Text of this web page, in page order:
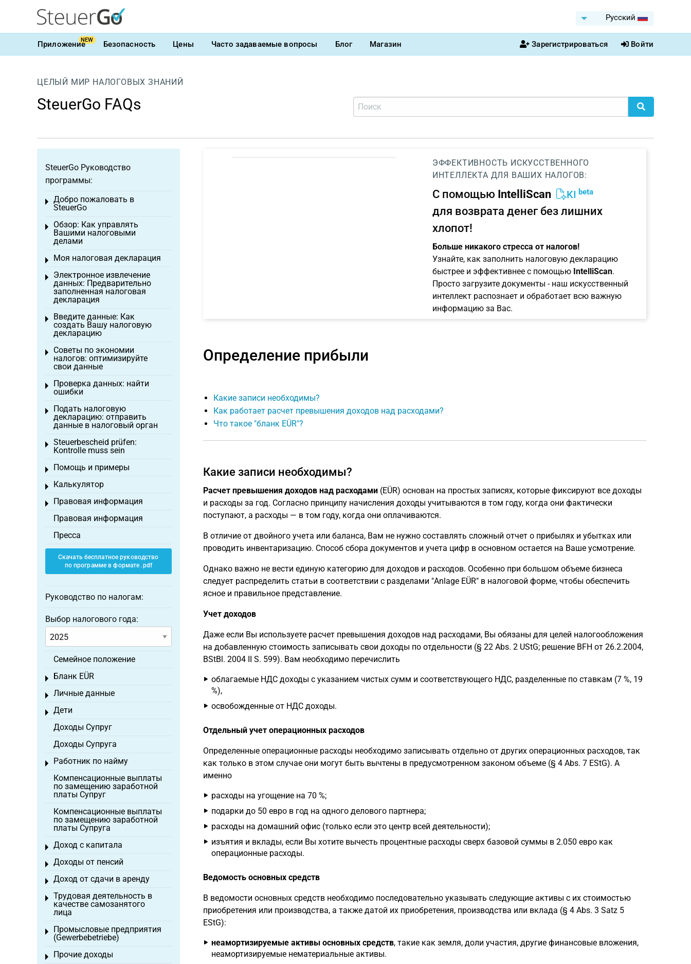
Pусский
ПриложениеNEW Безопасность Цены Часто задаваемые вопросы Блог Магазин Зарегистрироваться Войти
ЦЕЛЫЙ МИР НАЛОГОВЫХ ЗНАНИЙ
SteuerGo FAQs
ЭФФЕКТИВНОСТЬ ИСКУССТВЕННОГО
ИНТЕЛЛЕКТА ДЛЯ ВАШИХ НАЛОГОВ:
С помощью IntelliScan KI beta
для возврата денег без лишних
хлопот!
Больше никакого стресса от налогов!
Узнайте, как заполнить налоговую декларацию
быстрее и эффективнее с помощью IntelliScan.
Просто загрузите документы - наш искусственный
интеллект распознает и обработает всю важную
информацию за Вас.
Определение прибыли
Какие записи необходимы?
Как работает расчет превышения доходов над расходами?
Что такое "бланк EÜR"?
Какие записи необходимы?
Расчет превышения доходов над расходами(EÜR) основан на простых записях, которые фиксируют все доходы
и расходы за год. Согласно принципу начисления доходы учитываются в том году, когда они фактически
поступают, а расходы — в том году, когда они оплачиваются.
В отличие от двойного учета или баланса, Вам не нужно составлять сложный отчет о прибылях и убытках или
проводить инвентаризацию. Способ сбора документов и учета цифр в основном остается на Ваше усмотрение.
Однако важно не вести единую категорию для доходов и расходов. Особенно при большом объеме бизнеса
следует распределить статьи в соответствии с разделами "Anlage EÜR" в налоговой форме, чтобы обеспечить
ясное и правильное представление.
Учет доходов
Даже если Вы используете расчет превышения доходов над расходами, Вы обязаны для целей налогообложения
на добавленную стоимость записывать свои доходы по отдельности (§ 22 Abs. 2 UStG; решение BFH от 26.2.2004,
BStBl. 2004 II S. 599). Вам необходимо перечислить
облагаемые НДС доходы с указанием чистых сумм и соответствующего НДС, разделенные по ставкам (7 %, 19
%),
освобожденные от НДС доходы.
Отдельный учет операционных расходов
Определенные операционные расходы необходимо записывать отдельно от других операционных расходов, так
как только в этом случае они могут быть вычтены в предусмотренном законом объеме (§ 4 Abs. 7 EStG). А
именно
расходы на угощение на 70 %;
подарки до 50 евро в год на одного делового партнера;
расходы на домашний офис (только если это центр всей деятельности);
изъятия и вклады, если Вы хотите вычесть процентные расходы сверх базовой суммы в 2.050 евро как
операционные расходы.
Ведомость основных средств
В ведомости основных средств необходимо последовательно указывать следующие активы с их стоимостью
приобретения или производства, а также датой их приобретения, производства или вклада (§ 4 Abs. 3 Satz 5
EStG):
неамортизируемые активы основных средств, такие как земля, доли участия, другие финансовые вложения,
неамортизируемые нематериальные активы.
SteuerGo Руководство
программы:
Добро пожаловать в
SteuerGo
Toggle menu
Обзор: Как управлять
Вашими налоговыми
делами
Toggle menu
Моя налоговая декларация
Toggle menu
Электронное извлечение
данных: Предварительно
заполненная налоговая
декларация
Toggle menu
Введите данные: Как
создать Вашу налоговую
декларацию
Toggle menu
Советы по экономии
налогов: оптимизируйте
свои данные
Toggle menu
Проверка данных: найти
ошибки
Toggle menu
Подать налоговую
декларацию: отправить
данные в налоговый орган
Toggle menu
Steuerbescheid prüfen:
Kontrolle muss sein
Toggle menu
Помощь и примеры
Toggle menu
Калькулятор
Toggle menu
Правовая информация
Toggle menu
Правовая информация
Пресса
Скачать бесплатное руководство
по программе в формате .pdf
Руководство по налогам:
Выбор налогового года:
Семейное положение
Бланк EÜR
Toggle menu
Личные данные
Toggle menu
Дети
Toggle menu
Доходы Супруг
Доходы Супруга
Работник по найму
Toggle menu
Компенсационные выплаты
по замещению заработной
платы Супруг
Компенсационные выплаты
по замещению заработной
платы Супруга
Доход с капитала
Toggle menu
Доходы от пенсий
Toggle menu
Доход от сдачи в аренду
Toggle menu
Трудовая деятельность в
качестве самозанятого
лица
Toggle menu
Промысловые предприятия
(Gewerbebetriebe)
Toggle menu
Прочие доходы
Toggle menu